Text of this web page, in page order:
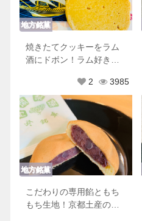
地方銘菓
焼きたてクッキーをラム
酒にドボン！ラム好きは
2 3985
地方銘菓
こだわりの専用餡ともち
もち生地！京都土産の新